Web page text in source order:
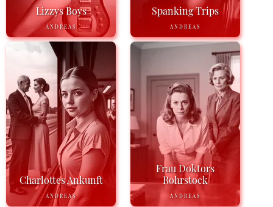
Lizzys Boys
ANDREAS
Spanking Trips
ANDREAS
Charlottes Ankunft
ANDREAS
Frau Doktors
Rohrstock
ANDREAS